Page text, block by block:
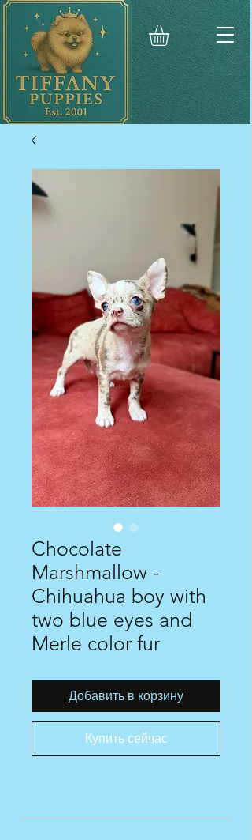
Chocolate
Marshmallow -
Chihuahua boy with
two blue eyes and
Merle color fur
Добавить в корзину
Купить сейчас